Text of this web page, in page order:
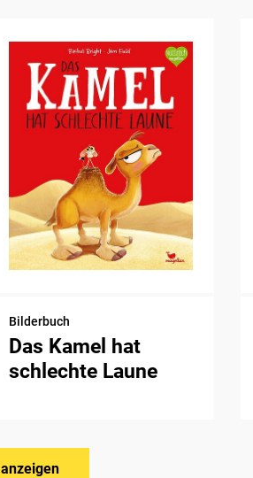
Bilderbuch
Das Kamel hat
schlechte Laune